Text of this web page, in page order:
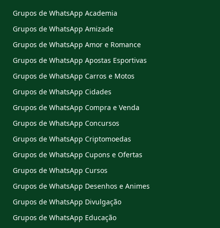
Grupos de WhatsApp Academia
Grupos de WhatsApp Amizade
Grupos de WhatsApp Amor e Romance
Grupos de WhatsApp Apostas Esportivas
Grupos de WhatsApp Carros e Motos
Grupos de WhatsApp Cidades
Grupos de WhatsApp Compra e Venda
Grupos de WhatsApp Concursos
Grupos de WhatsApp Criptomoedas
Grupos de WhatsApp Cupons e Ofertas
Grupos de WhatsApp Cursos
Grupos de WhatsApp Desenhos e Animes
Grupos de WhatsApp Divulgação
Grupos de WhatsApp Educação